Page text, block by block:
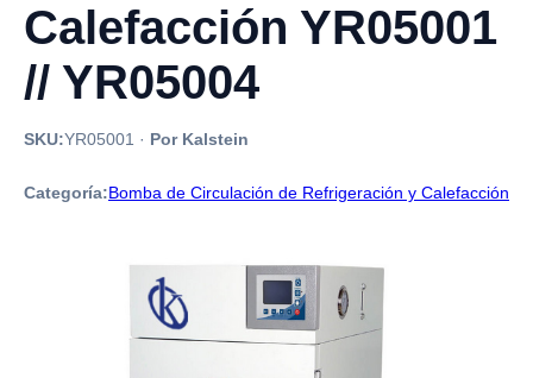
Calefacción YR05001
// YR05004
SKU:YR05001 · Por Kalstein
Categoría:Bomba de Circulación de Refrigeración y Calefacción